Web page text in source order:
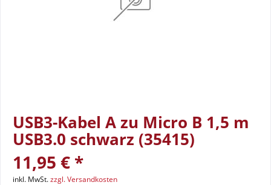
USB3-Kabel A zu Micro B 1,5 m
USB3.0 schwarz (35415)
11,95 € *
inkl. MwSt.zzgl. Versandkosten